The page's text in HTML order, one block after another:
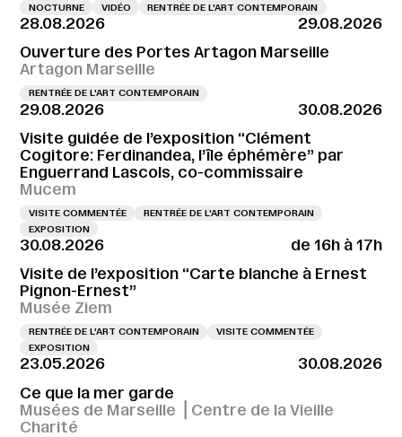
NOCTURNE VIDÉO RENTRÉE DE L'ART CONTEMPORAIN
28.08.2026
29.08.2026
Ouverture des Portes Artagon Marseille
Artagon Marseille
RENTRÉE DE L'ART CONTEMPORAIN
29.08.2026
30.08.2026
Visite guidée de l’exposition “Clément
Cogitore: Ferdinandea, l’île éphémère” par
Enguerrand Lascols, co-commissaire
Mucem
VISITE COMMENTÉE
RENTRÉE DE L'ART CONTEMPORAIN
EXPOSITION
30.08.2026
de 16h à 17h
Visite de l’exposition “Carte blanche à Ernest
Pignon-Ernest”
Musée Ziem
RENTRÉE DE L'ART CONTEMPORAIN
VISITE COMMENTÉE
EXPOSITION
23.05.2026
30.08.2026
Ce que la mer garde
Musées de Marseille ⎪Centre de la Vieille
Charité